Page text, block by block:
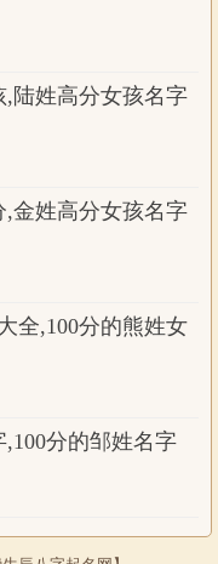
,陆姓高分女孩名字
,金姓高分女孩名字
全,100分的熊姓女
分的邹姓名字